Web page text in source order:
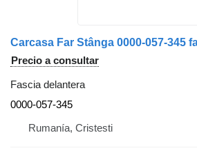
Precio a consultar
Fascia delantera
0000-057-345
Rumanía, Cristesti